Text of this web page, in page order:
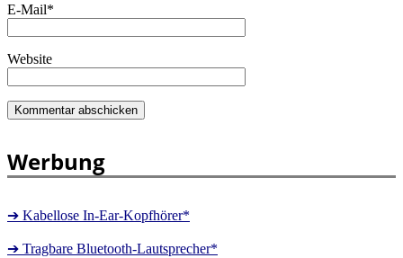
E-Mail*
Website
Werbung
➔ Kabellose In-Ear-Kopfhörer*
➔ Tragbare Bluetooth-Lautsprecher*